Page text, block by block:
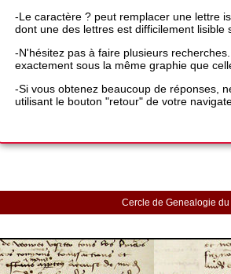
-Le caractère ? peut remplacer une lettre
dont une des lettres est difficilement lisible
-N'hésitez pas à faire plusieurs
exactement sous la même graphie que
-Si vous obtenez beaucoup de réponses,
utilisant le bouton "retour" de votre
Cercle de Genealogie